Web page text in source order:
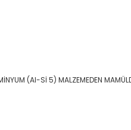
(Al-Sİ 5) MALZEMEDEN